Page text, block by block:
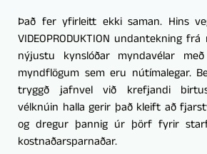
Það fer yfirleitt ekki saman. Hins
VIDEOPRODUKTION undantekning
nýjustu kynslóðar myndavélar
myndflögum sem eru nútímalegar.
tryggð jafnvel við krefjandi
vélknúin halla gerir það kleift að
og dregur þannig úr þörf fyrir
kostnaðarsparnaðar.